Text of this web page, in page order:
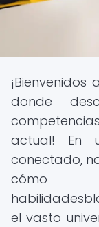
¡Bienvenidos a
donde
actual! En
conectado,
cómo
el vasto